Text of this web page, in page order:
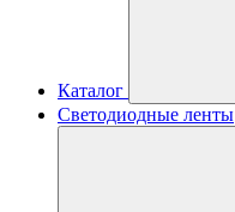
Каталог
Светодиодные ленты